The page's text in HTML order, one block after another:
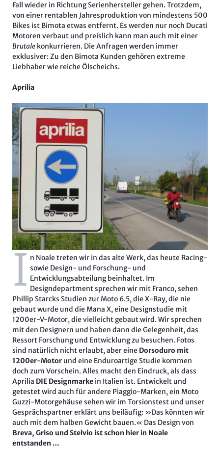
Fall wieder in Richtung Serienhersteller gehen. Trotzdem,
von einer rentablen Jahresproduktion von mindestens 500
Bikes ist Bimota etwas entfernt. Es werden nur noch Ducati
Motoren verbaut und preislich kann man auch mit einer
Brutalekonkurrieren. Die Anfragen werden immer
exklusiver: Zu den Bimota Kunden gehören extreme
Liebhaber wie reiche Ölscheichs.
Aprilia
I n Noale treten wir in das alte Werk, das heute Racing-
sowie Design- und Forschung- und
Entwicklungsabteilung beinhaltet. Im
Designdepartment sprechen wir mit Franco, sehen
Phillip Starcks Studien zur Moto 6.5, die X-Ray, die nie
gebaut wurde und die Mana X, eine Designstudie mit
1200er-V-Motor, die vielleicht gebaut wird. Wir sprechen
mit den Designern und haben dann die Gelegenheit, das
Ressort Forschung und Entwicklung zu besuchen. Fotos
sind natürlich nicht erlaubt, aber eine Dorsoduro mit
1200er-Motorund eine Enduroartige Studie kommen
doch zum Vorschein. Alles macht den Eindruck, als dass
Aprilia DIE Designmarke in Italien ist. Entwickelt und
getestet wird auch für andere Piaggio-Marken, ein Moto
Guzzi-Motorgehäuse sehen wir im Torsionstest und unser
Gesprächspartner erklärt uns beiläufig: »Das könnten wir
auch mit dem halben Gewicht bauen.« Das Design von
Breva, Griso und Stelvio ist schon hier in Noale
entstanden …